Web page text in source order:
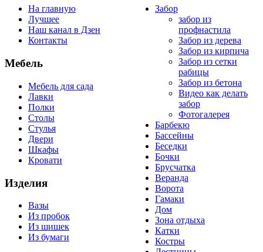
На главную
Лучшее
Наш канал в Дзен
Контакты
Мебель
Мебель для сада
Лавки
Полки
Столы
Стулья
Двери
Шкафы
Кровати
Изделия
Вазы
Из пробок
Из шишек
Из бумаги
Забор
забор из
профнастила
Забор из дерева
Забор из кирпича
Забор из сетки
рабицы
Забор из бетона
Видео как делать
забор
Фотогалерея
Барбекю
Бассейны
Беседки
Бочки
Брусчатка
Веранда
Ворота
Гамаки
Дом
Зона отдыха
Катки
Костры